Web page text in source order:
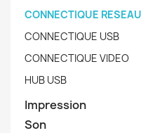
CONNECTIQUE RESEAU
CONNECTIQUE USB
CONNECTIQUE VIDEO
HUB USB
Impression
Son